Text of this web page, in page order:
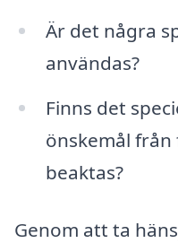
Är det några
användas?
Finns det
önskemål
beaktas?
Genom att ta